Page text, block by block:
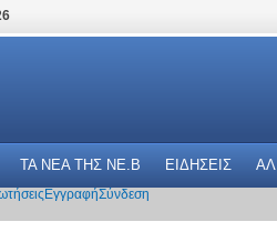
ΤΑ ΝΕΑ THΣ NE.B ΕΙΔΗΣΕΙΣ
ΕγγραφήΣύνδεση